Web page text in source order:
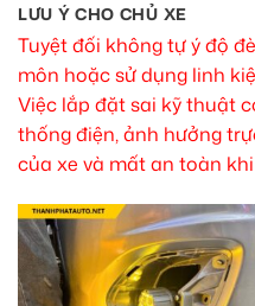
LƯU Ý CHO CHỦ XE
Tuyệt đối không tự ý độ
môn hoặc sử dụng linh
Việc lắp đặt sai kỹ thuật
thống điện, ảnh hưởng
của xe và mất an toàn